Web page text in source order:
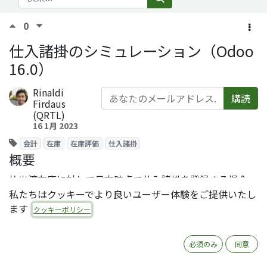
0
仕入諸掛のシミュレーション（Odoo
16.0）
Rinaldi
Firdaus
(QRTL)
16 1月 2023
購読
会計 在庫 在庫評価 仕入諸掛
概要
払出済在庫に対して月末時点で仕入諸掛を登録する場合、
仕入諸掛が売上原価にどう反映されるのかを確認
私たちはクッキーでより良いユーザー体験をご提供いたし
ます
クッキーポリシー
必須のみ 同意